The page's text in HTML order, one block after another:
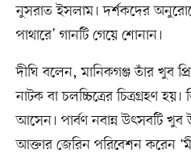
নুসরাত ইসলাম। দর্শকদের
পাথারে’ গানটি গেয়ে শোনান।
দীঘি বলেন, মানিকগঞ্জ তাঁর খুব
নাটক বা চলচ্চিত্রের চিত্রগ্রহণ
আসেন। পার্বণ নবান্ন উৎসবটি
আক্তার জেরিন পরিবেশন করেন